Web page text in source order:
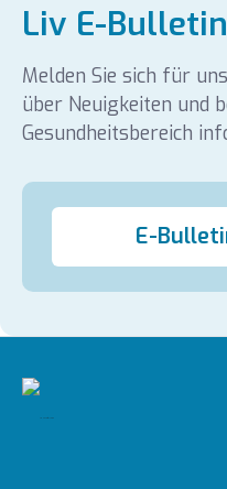
Liv E-
Melden Sie sich für
über Neuigkeiten und
Gesundheitsbereich
E-